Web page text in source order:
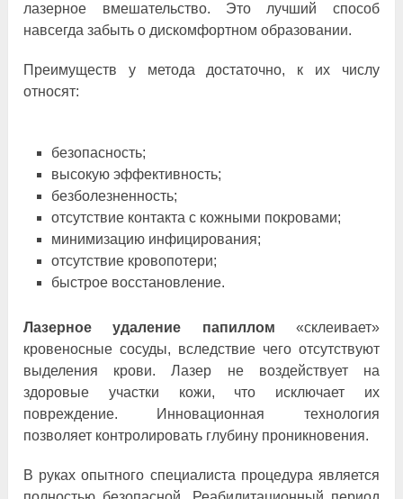
лазерное вмешательство. Это лучший способ
навсегда забыть о дискомфортном образовании.
Преимуществ у метода достаточно, к их числу
относят:
безопасность;
высокую эффективность;
безболезненность;
отсутствие контакта с кожными покровами;
минимизацию инфицирования;
отсутствие кровопотери;
быстрое восстановление.
Лазерное удаление папиллом «склеивает»
кровеносные сосуды, вследствие чего отсутствуют
выделения крови. Лазер не воздействует на
здоровые участки кожи, что исключает их
повреждение. Инновационная технология
позволяет контролировать глубину проникновения.
В руках опытного специалиста процедура является